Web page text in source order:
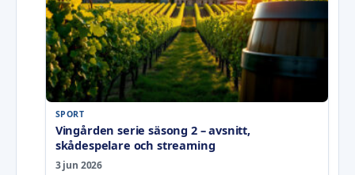
SPORT
Vingården serie säsong 2 – avsnitt,
skådespelare och streaming
3 jun 2026